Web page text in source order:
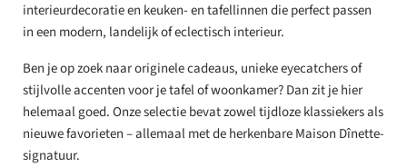
interieurdecoratie en keuken- en tafellinnen die perfect passen
in een modern, landelijk of eclectisch interieur.
Ben je op zoek naar originele cadeaus, unieke eyecatchers of
stijlvolle accenten voor je tafel of woonkamer? Dan zit je hier
helemaal goed. Onze selectie bevat zowel tijdloze klassiekers als
nieuwe favorieten – allemaal met de herkenbare Maison Dînette-
signatuur.